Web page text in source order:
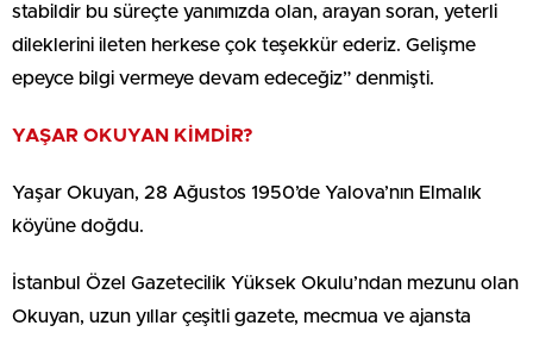
stabildir bu süreçte yanımızda olan, arayan soran, yeterli
dileklerini ileten herkese çok teşekkür ederiz. Gelişme
epeyce bilgi vermeye devam edeceğiz” denmişti.
YAŞAR OKUYAN KİMDİR?
Yaşar Okuyan, 28 Ağustos 1950’de Yalova’nın Elmalık
köyüne doğdu.
İstanbul Özel Gazetecilik Yüksek Okulu’ndan mezunu olan
Okuyan, uzun yıllar çeşitli gazete, mecmua ve ajansta